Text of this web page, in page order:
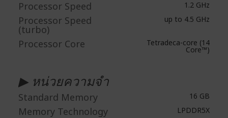
Processor Speed 1.2 GHz
Processor Speed
(turbo)
up to 4.5 GHz
Processor Core Tetradeca-core (14
Core™)
▶ หน่วยความจำ
Standard Memory 16 GB
Memory Technology LPDDR5X